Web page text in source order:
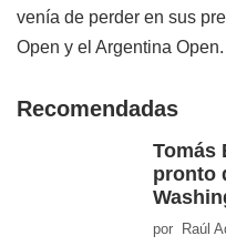
venía de perder en sus
Open y el Argentina Open.
Recomendadas
Tomás
pronto
por Raúl